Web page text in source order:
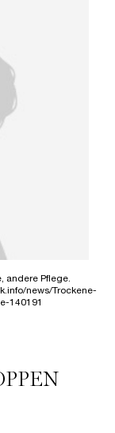
andere Pflege.
news/Trockene-
140191